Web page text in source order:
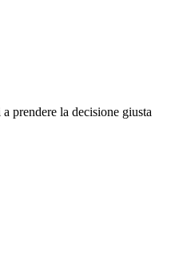
prendere la decisione giusta